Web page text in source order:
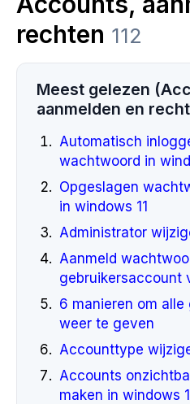
rechten 112
Meest gelezen
aanmelden en
Automatisch
wachtwoord in
Opgeslagen
in windows 11
Administrator
Aanmeld
gebruikersaccount
6 manieren om
weer te geven
Accounttype
Accounts
maken in windows